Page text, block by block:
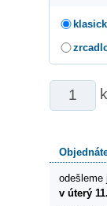
odešleme
v úterý